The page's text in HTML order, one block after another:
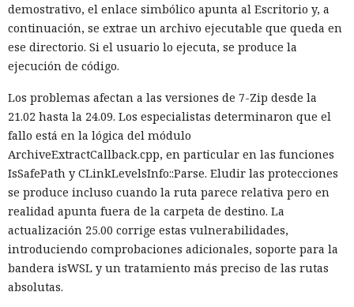
demostrativo, el enlace simbólico apunta al Escritorio y, a
continuación, se extrae un archivo ejecutable que queda en
ese directorio. Si el usuario lo ejecuta, se produce la
ejecución de código.
Los problemas afectan a las versiones de 7-Zip desde la
21.02 hasta la 24.09. Los especialistas determinaron que el
fallo está en la lógica del módulo
ArchiveExtractCallback.cpp, en particular en las funciones
IsSafePath y CLinkLevelsInfo::Parse. Eludir las protecciones
se produce incluso cuando la ruta parece relativa pero en
realidad apunta fuera de la carpeta de destino. La
actualización 25.00 corrige estas vulnerabilidades,
introduciendo comprobaciones adicionales, soporte para la
bandera isWSL y un tratamiento más preciso de las rutas
absolutas.